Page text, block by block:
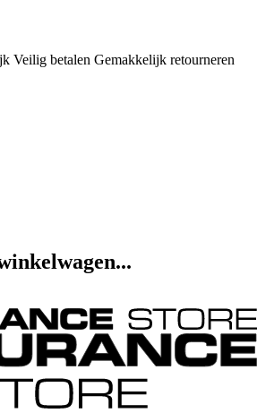
Veilig betalen Gemakkelijk retourneren